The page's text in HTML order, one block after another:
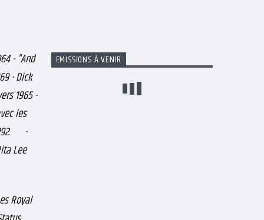
- "And
- Dick
-
les
-
Lee
EMISSIONS À VENIR